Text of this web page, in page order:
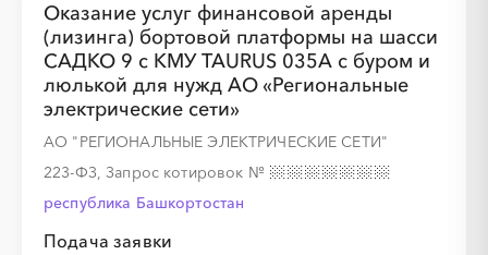
Оказание услуг финансовой аренды
(лизинга) бортовой платформы на шасси
САДКО 9 с КМУ TAURUS 035А с буром и
люлькой для нужд АО «Региональные
электрические сети»
АО "РЕГИОНАЛЬНЫЕ ЭЛЕКТРИЧЕСКИЕ СЕТИ"
223-ФЗ, Запрос котировок №
республика Башкортостан
Подача заявки
░
░
░
░
░
░
░